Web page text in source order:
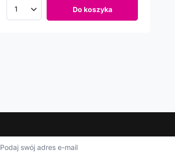
Ilość produktów Do koszyka
Podaj swój adres e-mail